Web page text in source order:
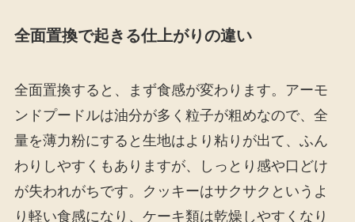
全面置換で起きる仕上がりの違い
全面置換すると、まず食感が変わります。アーモ
ンドプードルは油分が多く粒子が粗めなので、全
量を薄力粉にすると生地はより粘りが出て、ふん
わりしやすくもありますが、しっとり感や口どけ
が失われがちです。クッキーはサクサクというよ
り軽い食感になり、ケーキ類は乾燥しやすくなり